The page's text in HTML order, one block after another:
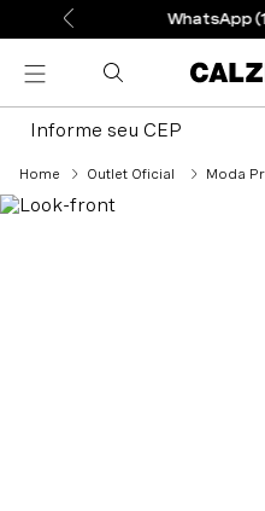
WhatsApp
Informe seu CEP
Outlet Oficial Moda